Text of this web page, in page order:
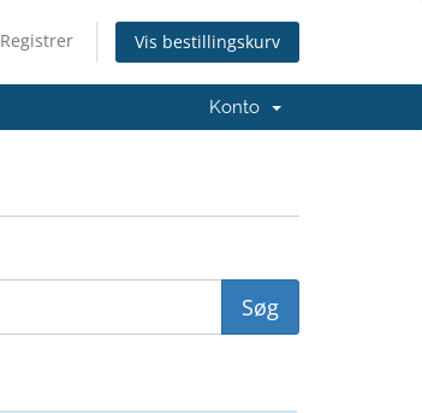
Registrer Vis bestillingskurv
Konto